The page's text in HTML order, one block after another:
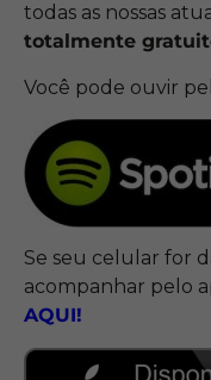
todas as nossas
totalmente
Você pode ouvir
Se seu celular for
acompanhar pelo
AQUI!